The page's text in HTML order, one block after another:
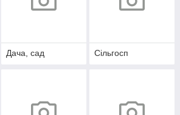
Дача, сад Сільгосп